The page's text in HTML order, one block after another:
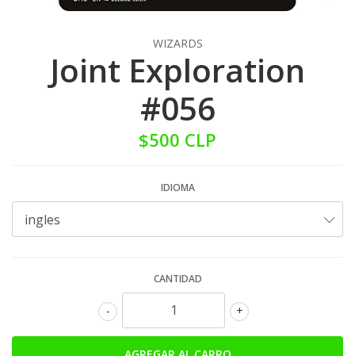
WIZARDS
Joint Exploration
#056
$500 CLP
IDIOMA
CANTIDAD
+
-